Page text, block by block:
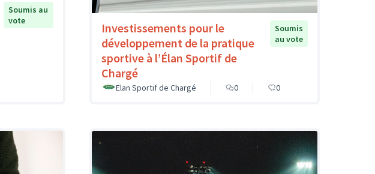
Soumis au
vote
Investissements pour le
développement de la pratique
sportive à l’Élan Sportif de
Chargé
Soumis
au vote
Elan Sportif de Chargé 0 0